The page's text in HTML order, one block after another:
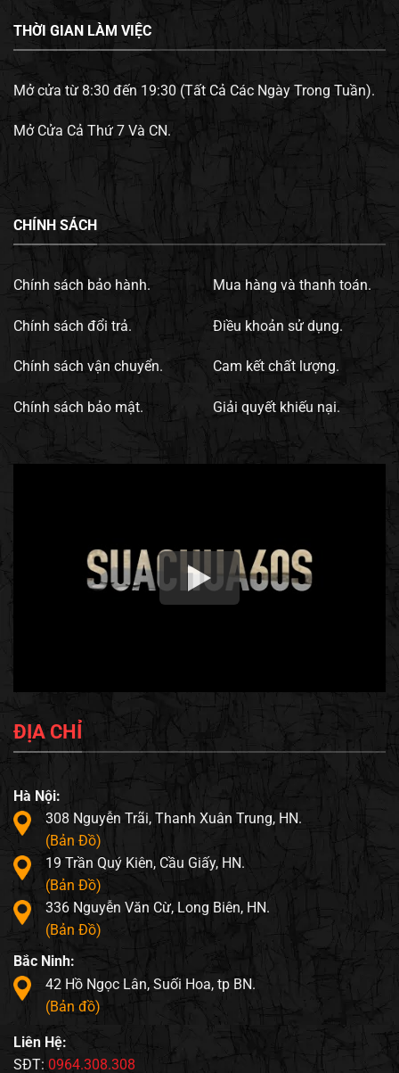
THỜI GIAN LÀM VIỆC
Mở cửa từ 8:30 đến 19:30 (Tất Cả Các Ngày Trong Tuần).
Mở Cửa Cả Thứ 7 Và CN.
CHÍNH SÁCH
Chính sách bảo hành.
Chính sách đổi trả.
Chính sách vận chuyển.
Chính sách bảo mật.
Mua hàng và thanh toán.
Điều khoản sử dụng.
Cam kết chất lượng.
Giải quyết khiếu nại.
ĐỊA CHỈ
Hà Nội:
308 Nguyễn Trãi, Thanh Xuân Trung, HN.
(Bản Đồ)
19 Trần Quý Kiên, Cầu Giấy, HN.
(Bản Đồ)
336 Nguyễn Văn Cừ, Long Biên, HN.
(Bản Đồ)
Bắc Ninh:
42 Hồ Ngọc Lân, Suối Hoa, tp BN.
(Bản đồ)
Liên Hệ:
SĐT: 0964.308.308